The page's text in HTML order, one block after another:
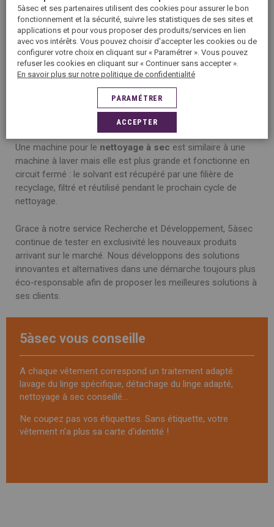
Le lavage du linge nécessite essentiellement de l’eau qui
peut s’avérer être asséchante pour certaines fibres fragiles.
Voilà pourquoi un bon nombre de vos vêtements souvent
délicats portent l’étiquette nettoyage à sec.
Pour ce faire plusieurs types de solvants utilisés à ce jour
sont de nouveaux solvants alternatifs, comme par exemple,
le KVL qui procure un résultat optimal.
Une machine pour le nettoyage à sec est similaire à une
machine à laver mais elle est plus grande et fonctionne en
circuit fermé : le solvant est récupéré par une filière de
recyclage, filtré et réutilisé pendant le prochain cycle de
nettoyage.
Grace à notre service Recherche et Développement, 5àsec
continue de tester en exclusivité les nouveaux produits
arrivant sur le marché. Nous développons des solutions
innovantes et alternatives dans une démarche toujours plus
éco-responsable afin de proposer les meilleures solutions à
ses clients.
5àsec vous conseille
A chaque vêtement correspond un traitement adapté:
lavage du linge spécifique, détachage du linge adapté,
nettoyage à sec conseillé...
Ne coupez pas vos étiquettes. Sans étiquette, votre
vêtement n'a plus sa carte d'identité !
5àsec et ses partenaires utilisent des cookies pour assurer le bon
fonctionnement et la sécurité, suivre les statistiques de ses sites et
applications et pour vous proposer des produits/services en lien
avec vos intérêts. Vous pouvez choisir d'accepter les cookies ou de
configurer votre choix en cliquant sur « Paramétrer ». Vous pouvez
refuser les cookies en cliquant sur « Continuer sans accepter ».
En savoir plus sur notre politique de confidentialité
ACCEPTER
PARAMÉTRER